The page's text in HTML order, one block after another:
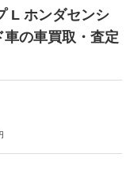
L ホンダセンシ
の車買取・査定